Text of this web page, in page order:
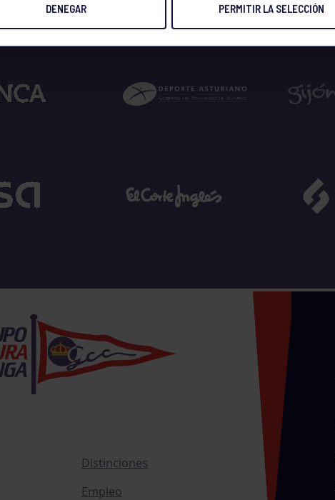
DENEGAR PERMITIR LA SELECCIÓN
Distinciones
Empleo